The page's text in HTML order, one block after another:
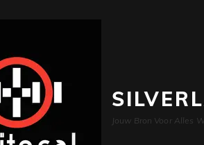
Jouw Bron Voor Alles